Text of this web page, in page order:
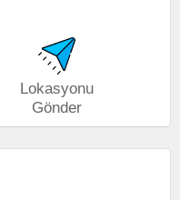
Lokasyonu
Gönder